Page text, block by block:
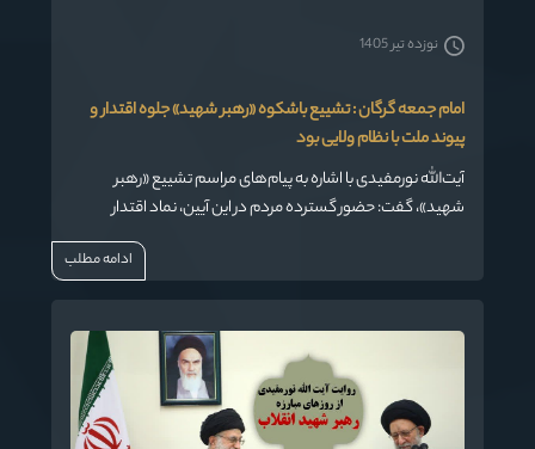
امام جمعه گرگان : تشییع باشکوه «رهبر شهید» جلوه اقتدار و
پیوند ملت با نظام ولایی بود
آیت‌الله نورمفیدی با اشاره به پیام‌های مراسم تشییع «رهبر
شهید»، گفت: حضور گسترده مردم در این آیین، نماد اقتدار
جمهوری اسلامی، پیوند عمیق ملت با نظام ولایی و ایستادگی در
مسیر مقاومت بود و جنایت عاملان این حادثه باید از مسیر حقوقی
نوزده تیر 1405
ادامه مطلب